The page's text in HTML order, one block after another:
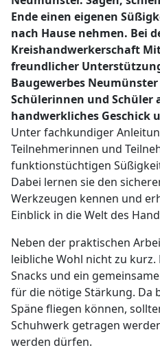
Ende einen eigenen
nach Hause nehmen. Bei
Kreishandwerkerschaft
freundlicher
Baugewerbes
Schülerinnen und Schüler
handwerkliches Geschick
Unter fachkundiger
Teilnehmerinnen und
funktionstüchtigen
Dabei lernen sie den
Werkzeugen kennen und
Einblick in die Welt des
Neben der praktischen
leibliche Wohl nicht zu
Snacks und ein
für die nötige Stärkung. Da
Späne fliegen können,
Schuhwerk getragen
werden dürfen.